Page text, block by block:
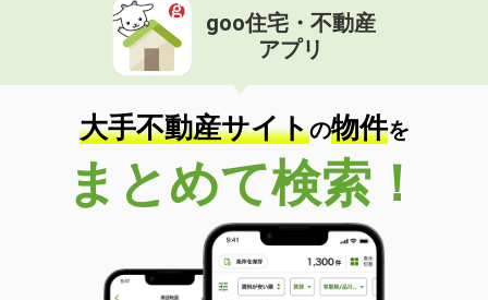
goo住宅・不動産
アプリ
大手不動産サイトの物件を
まとめて検索！